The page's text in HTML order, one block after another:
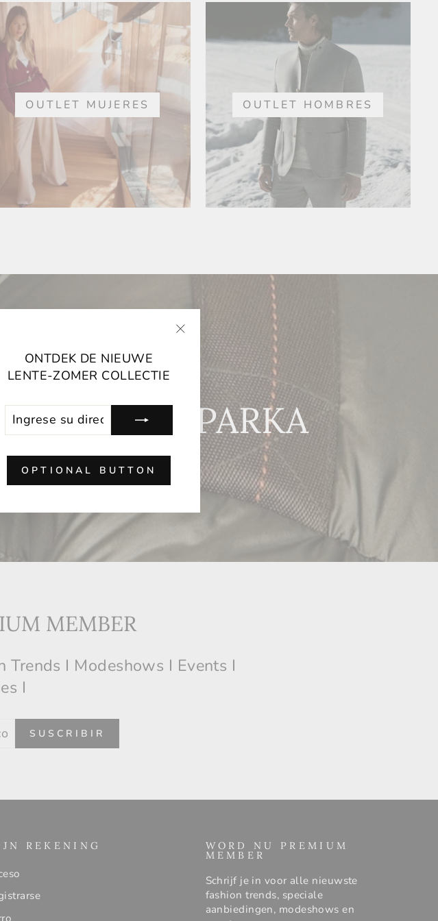
ONTDEK DE NIEUWE
LENTE-ZOMER COLLECTIE
SU
DIRECCIÓN
CORREO
OPTIONAL BUTTON
"Cerrar
(ESC)"
OUTLET MUJERES OUTLET HOMBRES
DE PARKA
MEMBER
Trends I Modeshows I Events I
I
SUSCRIBIR
REKENING WORD NU PREMIUM
MEMBER
Schrijf je in voor alle nieuwste
fashion trends, speciale
aanbiedingen, modeshows en